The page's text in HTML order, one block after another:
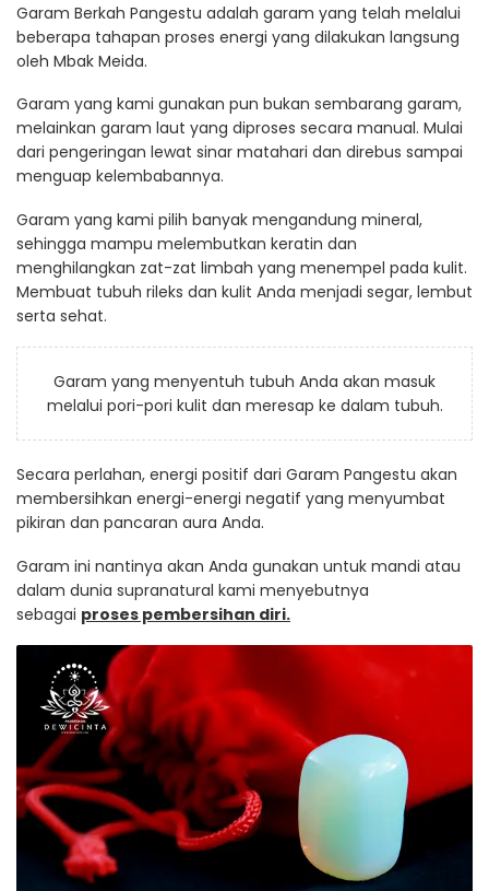
Garam Berkah Pangestu adalah garam yang telah melalui
beberapa tahapan proses energi yang dilakukan langsung
oleh Mbak Meida.
Garam yang kami gunakan pun bukan sembarang garam,
melainkan garam laut yang diproses secara manual. Mulai
dari pengeringan lewat sinar matahari dan direbus sampai
menguap kelembabannya.
Garam yang kami pilih banyak mengandung mineral,
sehingga mampu melembutkan keratin dan
menghilangkan zat-zat limbah yang menempel pada kulit.
Membuat tubuh rileks dan kulit Anda menjadi segar, lembut
serta sehat.
Garam yang menyentuh tubuh Anda akan masuk
melalui pori-pori kulit dan meresap ke dalam tubuh.
Secara perlahan, energi positif dari Garam Pangestu akan
membersihkan energi-energi negatif yang menyumbat
pikiran dan pancaran aura Anda.
Garam ini nantinya akan Anda gunakan untuk mandi atau
dalam dunia supranatural kami menyebutnya
sebagai proses pembersihan diri.